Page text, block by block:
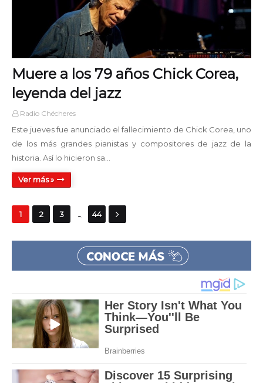
Muere a los 79 años Chick Corea,
leyenda del jazz
Radio Chécheres
Este jueves fue anunciado el fallecimiento de Chick Corea, uno
de los más grandes pianistas y compositores de jazz de la
historia. Así lo hicieron sa…
Ver más »
1 2 3 ... 44